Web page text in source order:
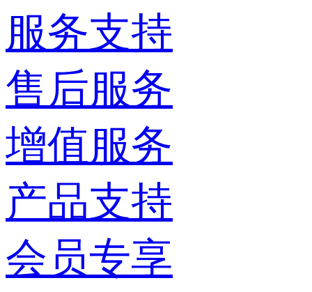
服务支持
售后服务
增值服务
产品支持
会员专享